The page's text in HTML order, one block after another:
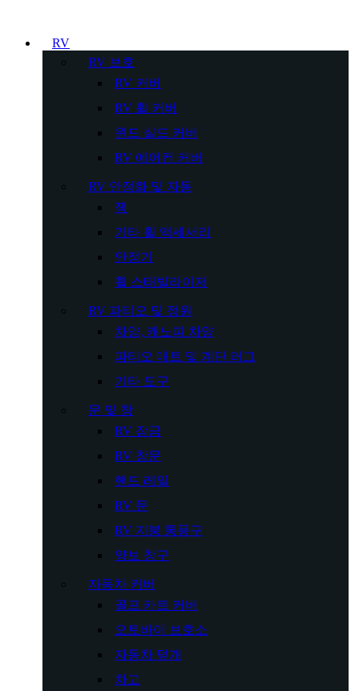
RV
RV 보호
RV 커버
RV 휠 커버
윈드 실드 커버
RV 에어컨 커버
RV 안정화 및 자동
잭
기타 휠 액세서리
안정기
휠 스태빌라이저
RV 파티오 및 정원
차양, 캐노피 차양
파티오 매트 및 계단 러그
기타 도구
문 및 창
RV 잠금
RV 창문
핸드 레일
RV 문
RV 지붕 통풍구
양보 창구
자동차 커버
골프 카트 커버
오토바이 보호소
자동차 덮개
차고